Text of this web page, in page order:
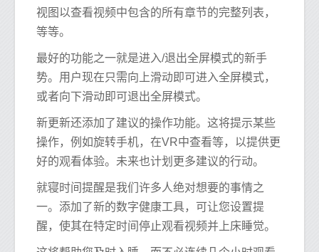
视图以查看视频中包含的所有章节的完整列表，
等等。
最好的功能之一就是进入/退出全屏模式的新手
势。用户现在只需向上滑动即可进入全屏模式，
或者向下滑动即可退出全屏模式。
新更新还添加了建议的操作功能。这将提示某些
操作，例如旋转手机，在VR中查看等，以提供更
好的观看体验。未来也计划更多建议的行动。
就寝时间提醒是我们许多人绝对想要的事情之
一。添加了新的数字健康工具，可让您设置提
醒，使其在特定时间停止观看视频并上床睡觉。